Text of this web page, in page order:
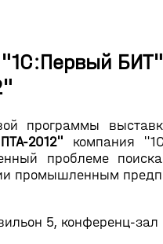
программы
2012" компания
проблеме
промышленным
5, конференц-зал